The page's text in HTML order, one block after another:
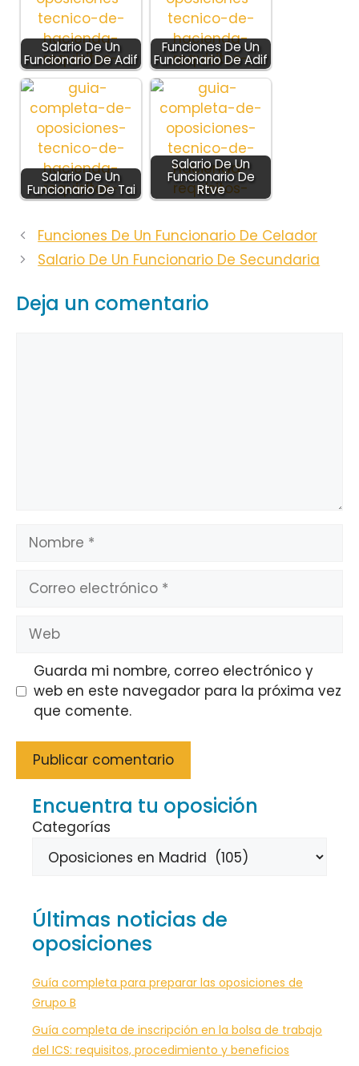
Salario De Un
Funcionario De Adif
Funciones De Un
Funcionario De Adif
Salario De Un
Funcionario De Tai
Salario De Un
Funcionario De
Rtve
Funciones De Un Funcionario De Celador
Salario De Un Funcionario De Secundaria
Deja un comentario
Nombre
Correo
electrónico
Web
Guarda mi nombre, correo electrónico y
web en este navegador para la próxima vez
que comente.
Encuentra tu oposición
Categorías
Últimas noticias de
oposiciones
Guía completa para preparar las oposiciones de
Grupo B
Guía completa de inscripción en la bolsa de trabajo
del ICS: requisitos, procedimiento y beneficios